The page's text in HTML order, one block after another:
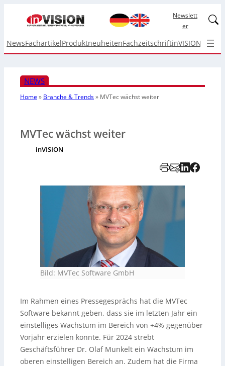
Newslett
er
NewsFachartikelProduktneuheitenFachzeitschriftinVISION Top
NEWS
Home» Branche & Trends» MVTec wächst weiter
MVTec wächst weiter
inVISION
Bild: MVTec Software GmbH
Im Rahmen eines Pressegesprächs hat die MVTec
Software bekannt geben, dass sie im letzten Jahr ein
einstelliges Wachstum im Bereich von +4% gegenüber
Vorjahr erzielen konnte. Für 2024 strebt
Geschäftsführer Dr. Olaf Munkelt ein Wachstum im
oberen einstelligen Bereich an. Zudem hat die Firma